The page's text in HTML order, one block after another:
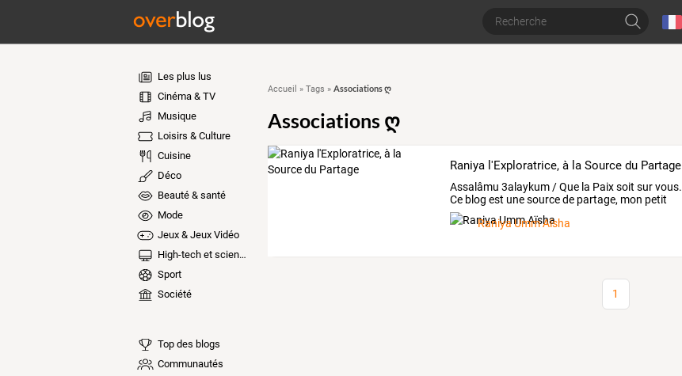
Les plus lus
Cinéma & TV
Musique
Loisirs & Culture
Cuisine
Déco
Beauté & santé
Mode
Jeux & Jeux Vidéo
High-tech et sciences
Sport
Société
Top des blogs
Communautés
Accueil » Tags » Associations ღ
Associations ღ
Raniya l'Exploratrice, à la Source du Partage
Assalâmu 3alaykum /Que la Paixsoit survous.
Ce blog est unesourcede partage, mon petit
jardin
Raniya Umm Aïsha
1